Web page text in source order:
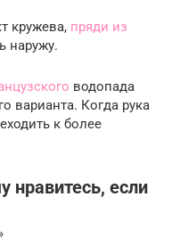
кружева, пряди из
наружу.
водопада
варианта. Когда рука
к более
нравитесь, если